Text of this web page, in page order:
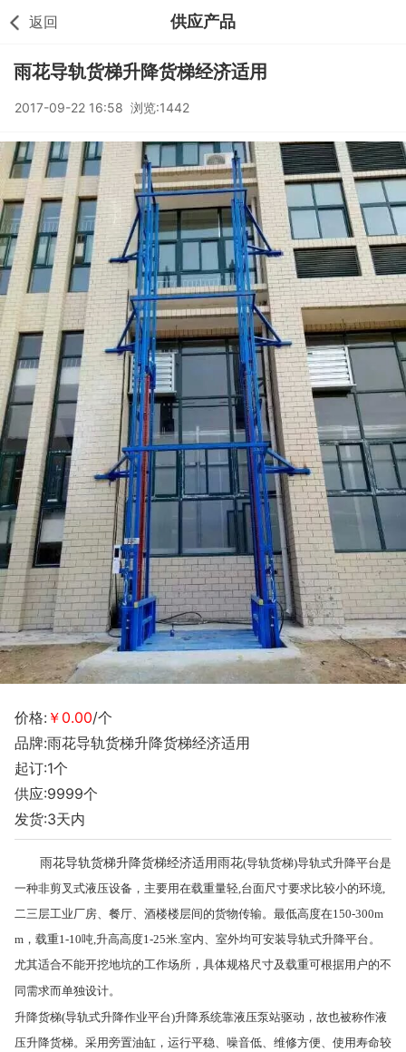
返回 供应产品
雨花导轨货梯升降货梯经济适用
2017-09-22 16:58 浏览:1442
价格: ￥0.00/个
品牌:雨花导轨货梯升降货梯经济适用
起订:1个
供应:9999个
发货:3天内
雨花导轨货梯升降货梯经济适用雨花(导轨货梯)导轨式升降平台是
一种非剪叉式液压设备，主要用在载重量轻,台面尺寸要求比较小的环境,
二三层工业厂房、餐厅、酒楼楼层间的货物传输。最低高度在150-300m
m，载重1-10吨,升高高度1-25米.室内、室外均可安装导轨式升降平台。
尤其适合不能开挖地坑的工作场所，具体规格尺寸及载重可根据用户的不
同需求而单独设计。
升降货梯(导轨式升降作业平台)升降系统靠液压泵站驱动，故也被称作液
压升降货梯。采用旁置油缸，运行平稳、噪音低、维修方便、使用寿命较